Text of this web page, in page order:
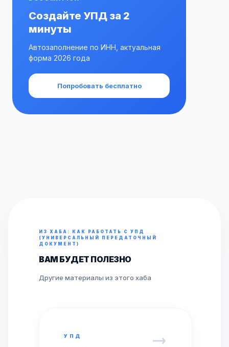
Создайте УПД за 2
минуты
Автозаполнение по ИНН, актуальная
форма 2026 года
Попробовать бесплатно
ИЗ ХАБА: КАК РАБОТАТЬ С УПД
(УНИВЕРСАЛЬНЫЙ ПЕРЕДАТОЧНЫЙ
ДОКУМЕНТ)
ВАМ БУДЕТ ПОЛЕЗНО
Другие материалы из этого хаба
УПД